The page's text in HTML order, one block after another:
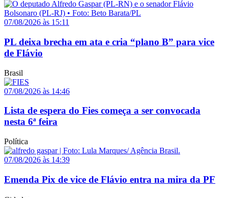
07/08/2026 às 15:11
PL deixa brecha em ata e cria “plano B” para vice
de Flávio
Brasil
07/08/2026 às 14:46
Lista de espera do Fies começa a ser convocada
nesta 6ª feira
Política
07/08/2026 às 14:39
Emenda Pix de vice de Flávio entra na mira da PF